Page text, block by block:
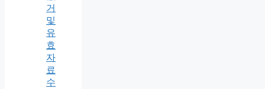
거
및
유
효
자
료
수